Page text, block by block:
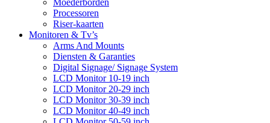
Moederborden
Processoren
Riser-kaarten
Monitoren & Tv’s
Arms And Mounts
Diensten & Garanties
Digital Signage/ Signage System
LCD Monitor 10-19 inch
LCD Monitor 20-29 inch
LCD Monitor 30-39 inch
LCD Monitor 40-49 inch